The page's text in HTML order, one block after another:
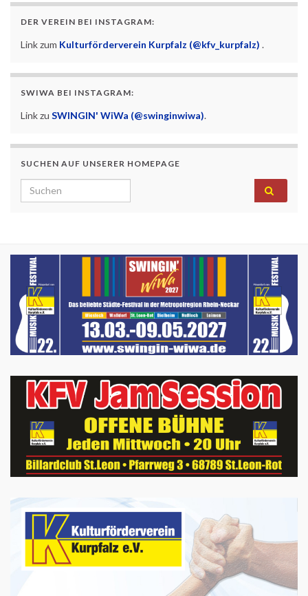
DER VEREIN BEI INSTAGRAM:
Link zum Kulturförderverein Kurpfalz (@kfv_kurpfalz) .
SWIWA BEI INSTAGRAM:
Link zu SWINGIN' WiWa (@swinginwiwa).
SUCHEN AUF UNSERER HOMEPAGE
Search for: